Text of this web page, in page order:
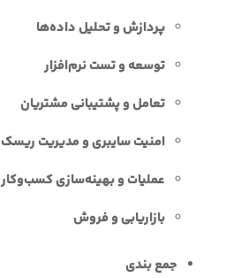
پردازش و تحلیل داده‌ها
توسعه و تست نرم‌افزار
تعامل و پشتیبانی مشتریان
امنیت سایبری و مدیریت ریسک
عملیات و بهینه‌سازی کسب‌وکار
بازاریابی و فروش
جمع بندی